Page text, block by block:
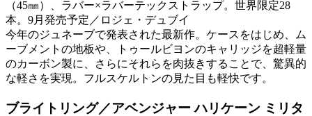
（45㎜）、ラバー×ラバーテックストラップ。世界限定28
本。9月発売予定／ロジェ・デュブイ
今年のジュネーブで発表された最新作。ケースをはじめ、ム
ーブメントの地板や、トゥールビヨンのキャリッジを超軽量
のカーボン製に、さらにそれらを肉抜きすることで、驚異的
な軽さを実現。フルスケルトンの見た目も軽快です。
ブライトリング／アベンジャー ハリケーン ミリタ